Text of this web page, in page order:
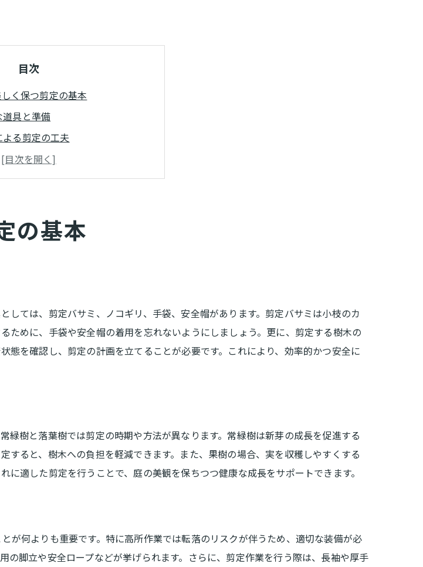
目次
く保つ剪定の基本
具と準備
る剪定の工夫
るための基本技術
ケア方法
清掃と美観維持
市での適切な時期について
防に役立つ理由
の成長サイクル
き最適な時期の見極め方
の特徴と管理
き地域の環境要因
木とその剪定テクニック
る剪定のメリット・デメリット
剪定の利点と注意点
の基本
ては、剪定バサミ、ノコギリ、手袋、安全帽があります。剪定バサミは小枝のカ
ために、手袋や安全帽の着用を忘れないようにしましょう。更に、剪定する樹木の
を確認し、剪定の計画を立てることが必要です。これにより、効率的かつ安全に
樹と落葉樹では剪定の時期や方法が異なります。常緑樹は新芽の成長を促進する
ると、樹木への負担を軽減できます。また、果樹の場合、実を収穫しやすくする
適した剪定を行うことで、庭の美観を保ちつつ健康な成長をサポートできます。
が何よりも重要です。特に高所作業では転落のリスクが伴うため、適切な装備が必
脚立や安全ロープなどが挙げられます。さらに、剪定作業を行う際は、長袖や厚手